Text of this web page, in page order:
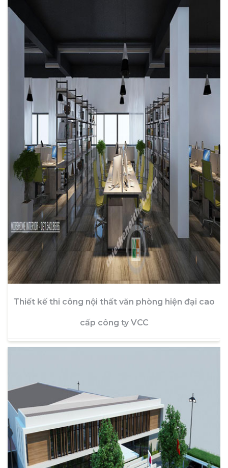
Thiết kế thi công nội thất văn phòng hiện đại cao
cấp công ty VCC